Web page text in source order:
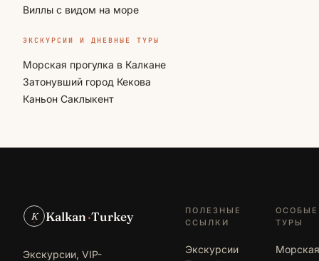
Виллы с видом на море
ЭКСКУРСИИ И ДНЕВНЫЕ ТУРЫ
Морская прогулка в Калкане
Затонувший город Кекова
Каньон Саклыкент
K Kalkan·Turkey
Экскурсии, VIP-
ПОЛЕЗНЫЕ
ССЫЛКИ
Экскурсии
ОСОБЫЕ
ТУРЫ
Морская